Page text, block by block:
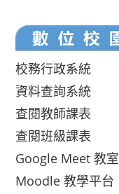
校務行政系統
資料查詢系統
查閱教師課表
查閱班級課表
Google Meet 教室
Moodle 教學平台